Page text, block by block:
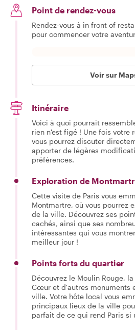
Point de rendez-vous
Rendez-vous à in front of
pour commencer votre
Voir sur
Itinéraire
Voici à quoi pourrait
rien n'est figé ! Une fois votre
vous pourrez discuter
apporter de légères
préférences.
Exploration de
Cette visite de Paris vous
Montmartre, où vous pourrez
de la ville. Découvrez ses
cachés, ainsi que ses
intéressantes qui vous
meilleur jour !
Points forts du quartier
Découvrez le Moulin Rouge,
Cœur et d'autres monuments
ville. Votre hôte local vous
principaux lieux de la ville
parfait de ce qui rend Paris si